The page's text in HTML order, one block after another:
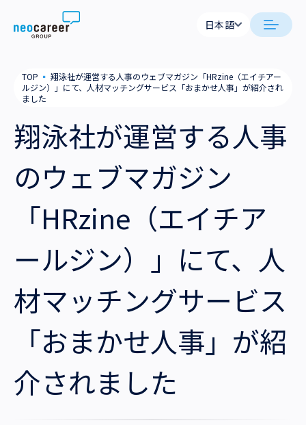
Skip to content
neocareer について
代表メッセージ
私たちの考え方
採用支援
就労支援
業務支援
企業情報
会社概要
沿革・受賞歴
ニュース
サステナビリティ
採用情報
日本語
English
TOP ▪ 翔泳社が運営する人事のウェブマガジン「HRzine（エイチアー
ルジン）」にて、人材マッチングサービス「おまかせ人事」が紹介され
ました
翔泳社が運営する人事
のウェブマガジン
「HRzine（エイチア
ールジン）」にて、人
材マッチングサービス
「おまかせ人事」が紹
介されました